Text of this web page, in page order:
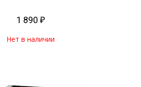
1 890 ₽
Нет в наличии